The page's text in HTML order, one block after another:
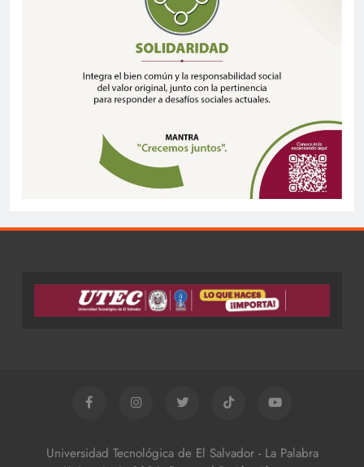
Universidad Tecnológica de El Salvador - La Palabra